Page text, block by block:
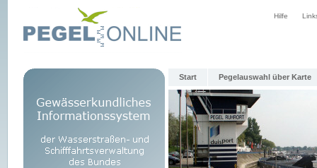
Hilfe
Start Pegelauswahl über Karte